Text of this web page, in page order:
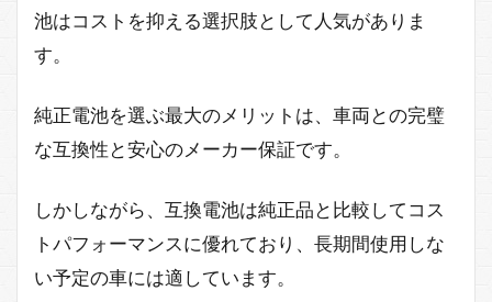
池はコストを抑える選択肢として人気がありま
す。
純正電池を選ぶ最大のメリットは、車両との完璧
な互換性と安心のメーカー保証です。
しかしながら、互換電池は純正品と比較してコス
トパフォーマンスに優れており、長期間使用しな
い予定の車には適しています。